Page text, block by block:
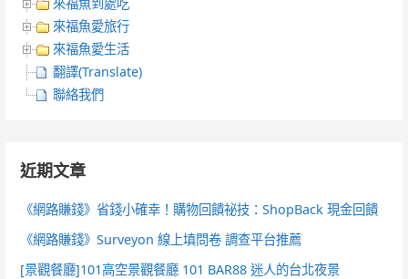
來福魚愛旅行
來福魚愛生活
翻譯(Translate)
聯絡我們
近期文章
《網路賺錢》省錢小確幸！購物回饋祕技：ShopBack 現金回饋
《網路賺錢》Surveyon 線上填問卷 調查平台推薦
[景觀餐廳]101高空景觀餐廳 101 BAR88 迷人的台北夜景